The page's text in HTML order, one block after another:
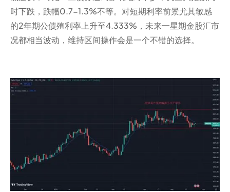
时下跌，跌幅0.7-1.3%不等。对短期利率前景尤其敏感
的2年期公债殖利率上升至4.333%，未来一星期金股汇市
况都相当波动，维持区间操作会是一个不错的选择。